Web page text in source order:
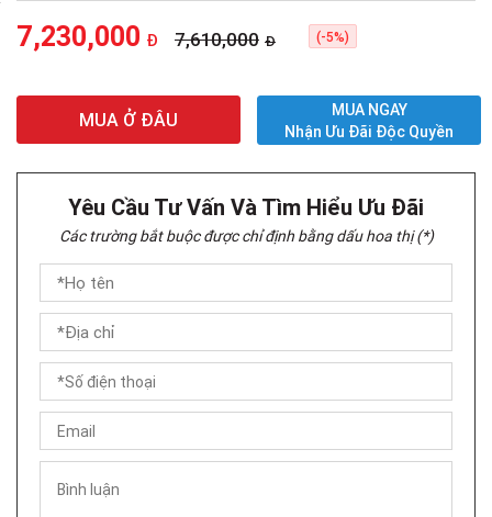
7,230,000 Đ 7,610,000 Đ (-5%)
MUA Ở ĐÂU
MUA NGAY
Nhận Ưu Đãi Độc Quyền
Yêu Cầu Tư Vấn Và Tìm Hiểu Ưu Đãi
Các trường bắt buộc được chỉ định bằng dấu hoa thị (*)